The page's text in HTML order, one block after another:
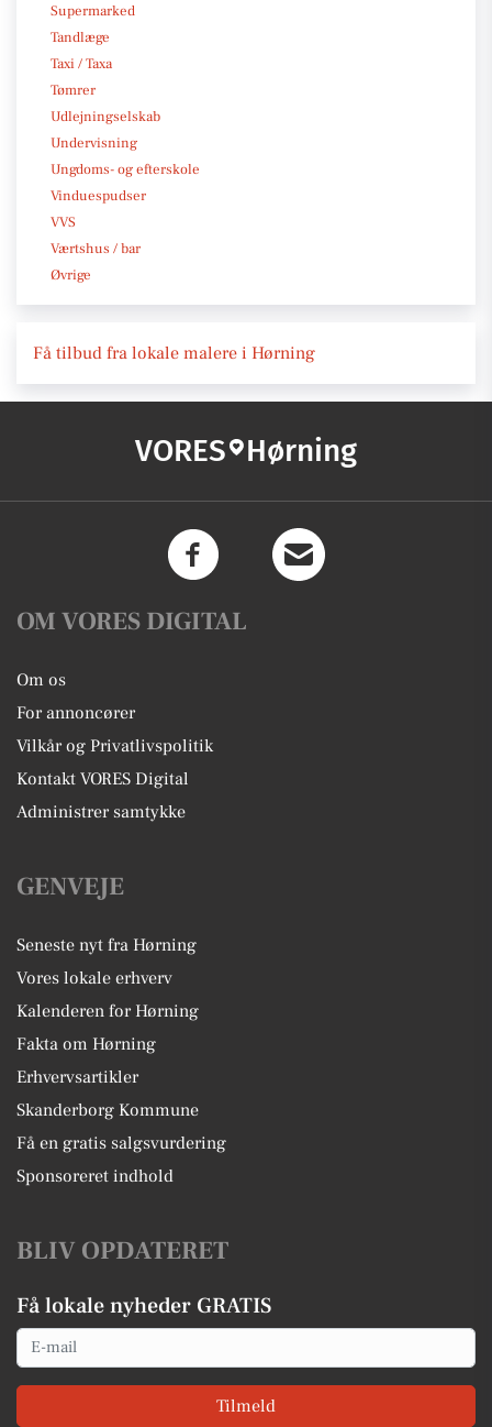
Supermarked
Tandlæge
Taxi / Taxa
Tømrer
Udlejningselskab
Undervisning
Ungdoms- og efterskole
Vinduespudser
VVS
Værtshus / bar
Øvrige
Få tilbud fra lokale malere i Hørning
VORES Hørning
OM VORES DIGITAL
Om os
For annoncører
Vilkår og Privatlivspolitik
Kontakt VORES Digital
Administrer samtykke
GENVEJE
Seneste nyt fra Hørning
Vores lokale erhverv
Kalenderen for Hørning
Fakta om Hørning
Erhvervsartikler
Skanderborg Kommune
Få en gratis salgsvurdering
Sponsoreret indhold
BLIV OPDATERET
Få lokale nyheder GRATIS
Email
Tilmeld